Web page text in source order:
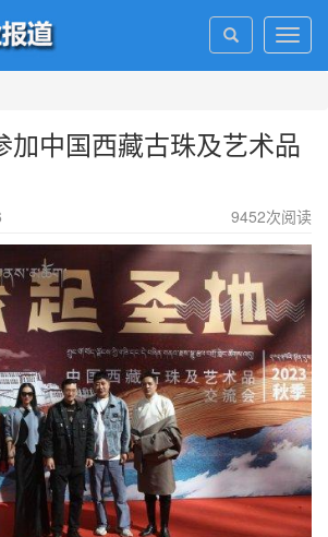
加中国西藏古珠及艺术品
9452次阅读